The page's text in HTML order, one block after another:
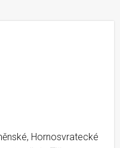
Hornosvratecké